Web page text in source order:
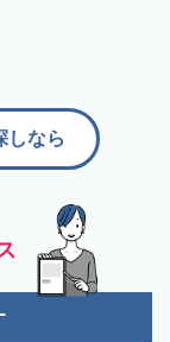
しなら